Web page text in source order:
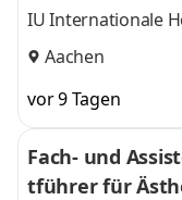
IU Internationale
Aachen
vor 9 Tagen
Fach- und
tführer für